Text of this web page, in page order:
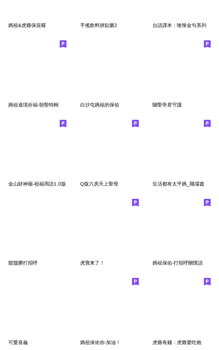
媽祖&虎爺保庇喔 手搖飲料拼貼樂2 台語課本：嗆辣金句系列
媽祖遶境祈福-朝聖特輯 白沙屯媽祖的保佑 關聖帝君守護
金山財神廟-祝福用語1.0版 Q版六房天上聖母 生活都有太平媽_職場篇
鬍鬚髒打招呼 虎寶來了！ 媽祖保佑-打招呼關懷語
可愛喜龜 媽祖保佑你-加油！ 虎爺有錢：虎爺愛吃炮